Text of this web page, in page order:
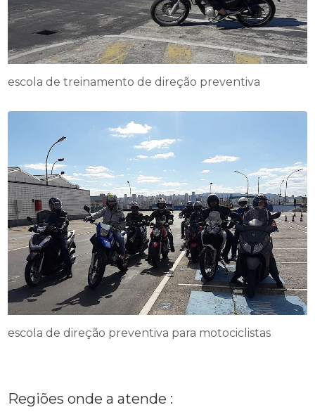
escola de treinamento de direção preventiva
escola de direção preventiva para motociclistas
Regiões onde a atende :